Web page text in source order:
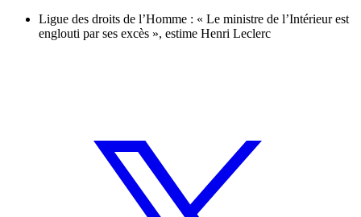
Ligue des droits de l’Homme : « Le ministre de l’Intérieur est
englouti par ses excès », estime Henri Leclerc